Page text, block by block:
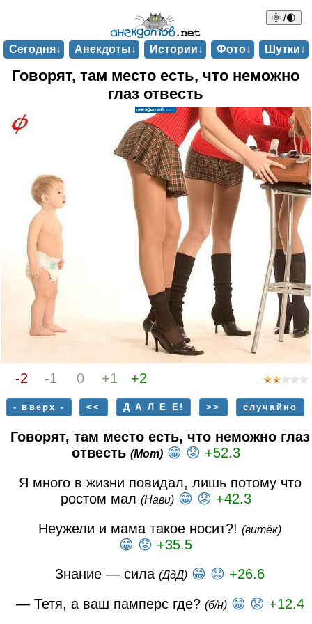
🌞 /🌒
Сегодня↓ Анекдоты↓ Истории↓ Фото↓ Шутки↓
Говорят, там место есть, что неможно
глаз отвесть
-2 -1 0 +1 +2
- вверх - << Д А Л Е Е! >> случайно
Говорят, там место есть, что неможно глаз
отвесть (Мот) 😁 😟 +52.3
Я много в жизни повидал, лишь потому что
ростом мал (Нави) 😁 😟 +42.3
Неужели и мама такое носит?! (витёк)
😁 😟 +35.5
Знание — сила (ДдД) 😁 😟 +26.6
— Тетя, а ваш памперс где? (б/н) 😁 😟 +12.4